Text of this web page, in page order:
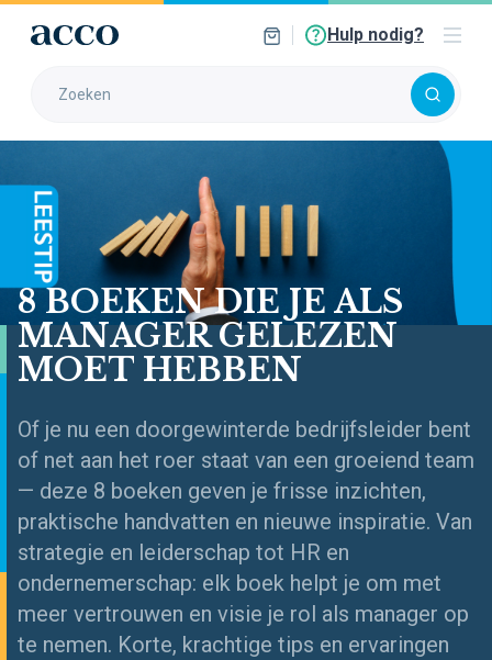
Hulp nodig?
8 BOEKEN DIE JE ALS
MANAGER GELEZEN
MOET HEBBEN
Of je nu een doorgewinterde bedrijfsleider bent
of net aan het roer staat van een groeiend team
— deze 8 boeken geven je frisse inzichten,
praktische handvatten en nieuwe inspiratie. Van
strategie en leiderschap tot HR en
ondernemerschap: elk boek helpt je om met
meer vertrouwen en visie je rol als manager op
te nemen. Korte, krachtige tips en ervaringen